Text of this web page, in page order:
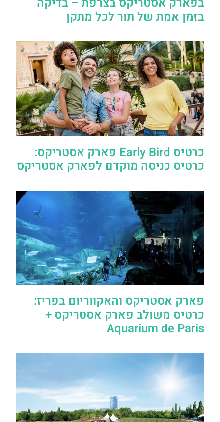
בזמן אמת של תור לכל מתקן
כרטיס Early Bird פארק אסטריקס:
כרטיס כניסה מוקדם לפארק אסטריקס
פארק אסטריקס והאקווריום בפריז:
כרטיס משולב פארק אסטריקס +
Aquarium de Paris